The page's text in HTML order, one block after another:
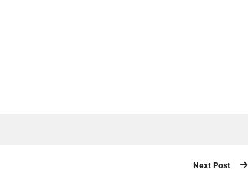
Next Post